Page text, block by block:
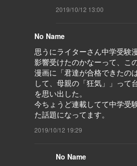
2019/10/12 13:00
No Name
思うにライターさん中学受験
影響受けたのかなーって、こ
漫画に「君達が合格できたの
して、母親の「狂気」」って
を思い出した。
今ちょうど連載してて中学受
た話題になってます。
2019/10/12 19:29
No Name